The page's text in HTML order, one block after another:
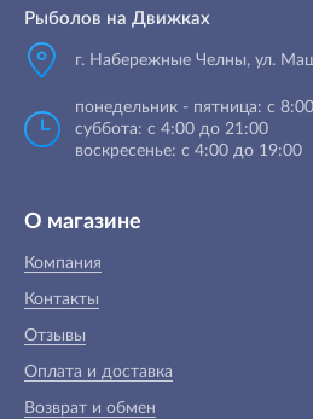
Рыболов на Движках
г. Набережные Челны, ул.
понедельник - пятница: с
суббота: с 4:00 до 21:00
воскресенье: с 4:00 до 19:00
О магазине
Компания
Контакты
Отзывы
Оплата и доставка
Возврат и обмен